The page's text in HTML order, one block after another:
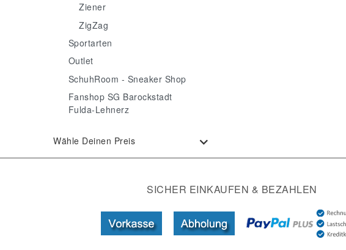
Ziener
ZigZag
Sportarten
Outlet
SchuhRoom - Sneaker Shop
Fanshop SG Barockstadt
Fulda-Lehnerz
Wähle Deinen Preis
SICHER EINKAUFEN & BEZAHLEN